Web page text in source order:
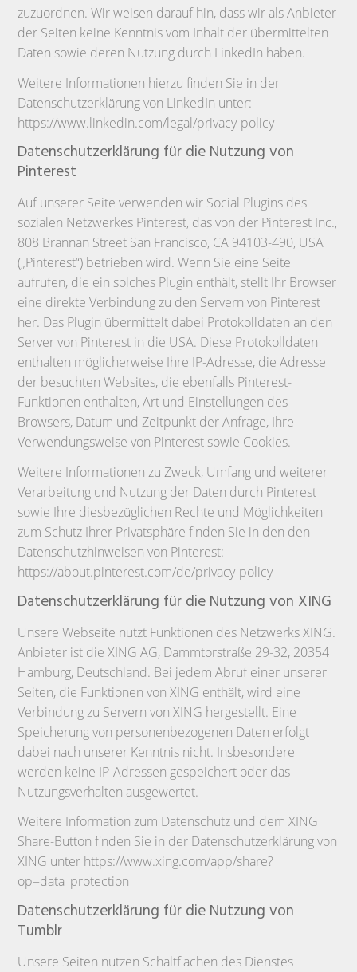
zuzuordnen. Wir weisen darauf hin, dass wir als Anbieter
der Seiten keine Kenntnis vom Inhalt der übermittelten
Daten sowie deren Nutzung durch LinkedIn haben.
Weitere Informationen hierzu finden Sie in der
Datenschutzerklärung von LinkedIn unter:
https://www.linkedin.com/legal/privacy-policy
Datenschutzerklärung für die Nutzung von
Pinterest
Auf unserer Seite verwenden wir Social Plugins des
sozialen Netzwerkes Pinterest, das von der Pinterest Inc.,
808 Brannan Street San Francisco, CA 94103-490, USA
(„Pinterest“) betrieben wird. Wenn Sie eine Seite
aufrufen, die ein solches Plugin enthält, stellt Ihr Browser
eine direkte Verbindung zu den Servern von Pinterest
her. Das Plugin übermittelt dabei Protokolldaten an den
Server von Pinterest in die USA. Diese Protokolldaten
enthalten möglicherweise Ihre IP-Adresse, die Adresse
der besuchten Websites, die ebenfalls Pinterest-
Funktionen enthalten, Art und Einstellungen des
Browsers, Datum und Zeitpunkt der Anfrage, Ihre
Verwendungsweise von Pinterest sowie Cookies.
Weitere Informationen zu Zweck, Umfang und weiterer
Verarbeitung und Nutzung der Daten durch Pinterest
sowie Ihre diesbezüglichen Rechte und Möglichkeiten
zum Schutz Ihrer Privatsphäre finden Sie in den den
Datenschutzhinweisen von Pinterest:
https://about.pinterest.com/de/privacy-policy
Datenschutzerklärung für die Nutzung von XING
Unsere Webseite nutzt Funktionen des Netzwerks XING.
Anbieter ist die XING AG, Dammtorstraße 29-32, 20354
Hamburg, Deutschland. Bei jedem Abruf einer unserer
Seiten, die Funktionen von XING enthält, wird eine
Verbindung zu Servern von XING hergestellt. Eine
Speicherung von personenbezogenen Daten erfolgt
dabei nach unserer Kenntnis nicht. Insbesondere
werden keine IP-Adressen gespeichert oder das
Nutzungsverhalten ausgewertet.
Weitere Information zum Datenschutz und dem XING
Share-Button finden Sie in der Datenschutzerklärung von
XING unter https://www.xing.com/app/share?
op=data_protection
Datenschutzerklärung für die Nutzung von
Tumblr
Unsere Seiten nutzen Schaltflächen des Dienstes